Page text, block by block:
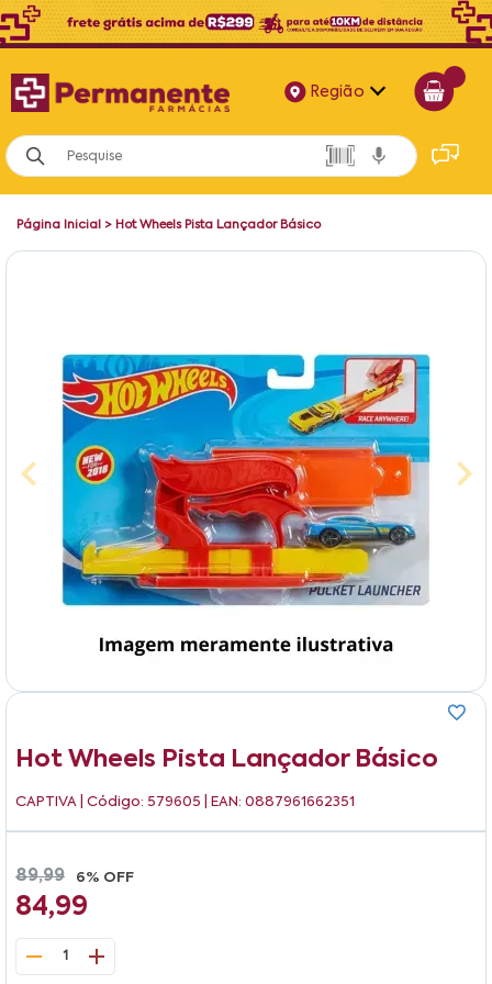
Região
Alagoas
Bahia
Página Inicial > Hot Wheels Pista Lançador Básico
Hot Wheels Pista Lançador Básico
CAPTIVA | Código: 579605 | EAN: 0887961662351
89,99 6% OFF
84,99
1